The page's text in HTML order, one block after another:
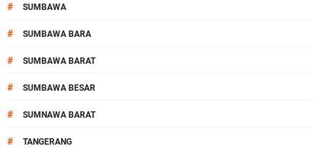
# SUMBAWA
# SUMBAWA BARA
# SUMBAWA BARAT
# SUMBAWA BESAR
# SUMNAWA BARAT
# TANGERANG